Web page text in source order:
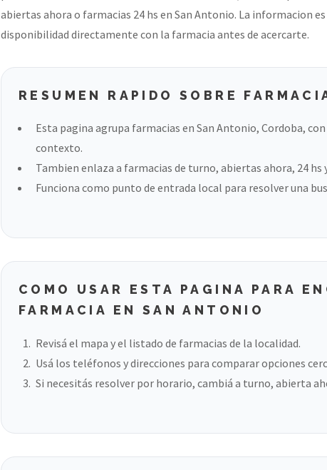
abiertas ahora o farmacias 24 hs en San Antonio. La informacion
disponibilidad directamente con la farmacia antes de acercarte.
RESUMEN RAPIDO SOBRE
Esta pagina agrupa farmacias en San Antonio, Cordoba,
contexto.
Tambien enlaza a farmacias de turno, abiertas ahora, 24 hs
Funciona como punto de entrada local para resolver una
COMO USAR ESTA PAGINA PARA
FARMACIA EN SAN ANTONIO
Revisá el mapa y el listado de farmacias de la localidad.
Usá los teléfonos y direcciones para comparar opciones
Si necesitás resolver por horario, cambiá a turno, abierta